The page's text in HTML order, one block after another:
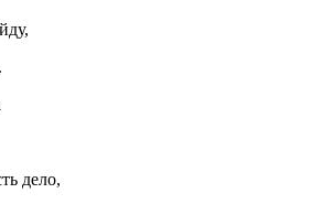
дело,